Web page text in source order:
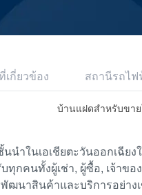
กี่ยวข้อง สถานีรถไฟ
บ้านแฝดสำหรับขา
นำในเอเชียตะวันออกเฉีย
ทุกคนทั้งผู้เช่า, ผู้ซื้อ, เจ้าข
ฒนาสินค้าและบริการอย่า